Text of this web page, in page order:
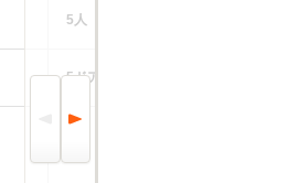
5人
5ドア